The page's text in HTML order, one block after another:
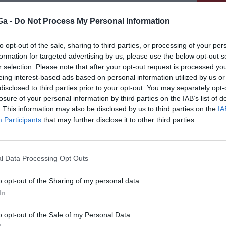
- Do Not Process My Personal Information
opt-out of the sale, sharing to third parties, or processing of your
for targeted advertising by us, please use the below opt-out
selection. Please note that after your opt-out request is processed
interest-based ads based on personal information utilized by us
to third parties prior to your opt-out. You may separately
of your personal information by third parties on the IAB’s list of
This information may also be disclosed by us to third parties on the
Participants that may further disclose it to other third parties.
Data Processing Opt Outs
opt-out of the Sharing of my personal data.
opt-out of the Sale of my Personal Data.
KÖVETKEZŐ BEJEGYZÉS
Ugyanazok az állások vannak
HÍRLISTA